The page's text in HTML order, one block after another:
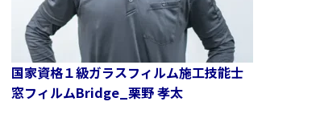
国家資格１級ガラスフィルム施工技能士
窓フィルムBridge_栗野 孝太